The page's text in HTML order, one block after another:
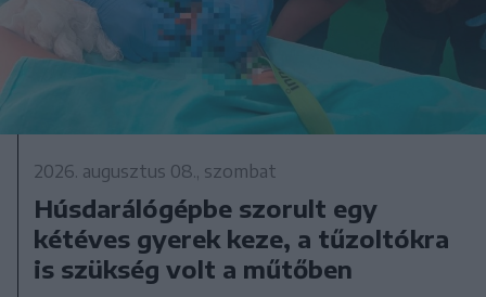
2026. augusztus 08., szombat
Húsdarálógépbe szorult egy
kétéves gyerek keze, a tűzoltókra
is szükség volt a műtőben